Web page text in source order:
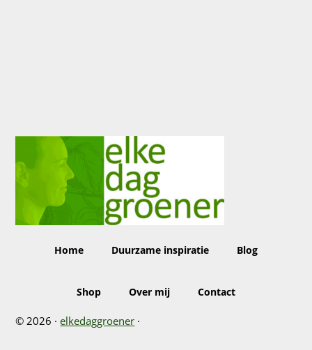
Home Duurzame inspiratie Blog
Shop Over mij Contact
© 2026 ·elkedaggroener ·